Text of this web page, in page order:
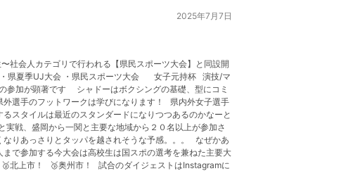
2025年7月7日
社会人カテゴリで行われる【県民スポーツ大会】と同設開
・県夏季UJ大会 ・県民スポーツ大会 女子元持杯 演技/マ
参加が顕著です シャドーはボクシングの基礎、型にコミ
選手のフットワークは学びになります！ 県内外女子選手
スタイルは最近のスタンダードになりつつあるのかなーと
戦、盛岡から一関と主要な地域から２０名以上が参加さ
あっさりとタッパを越されそうな予感。。。 なぜかあ
参加する今大会は高校生は国スポの選考を兼ねた主要大
北上市！ 🥉奥州市！ 試合のダイジェストはInstagramに